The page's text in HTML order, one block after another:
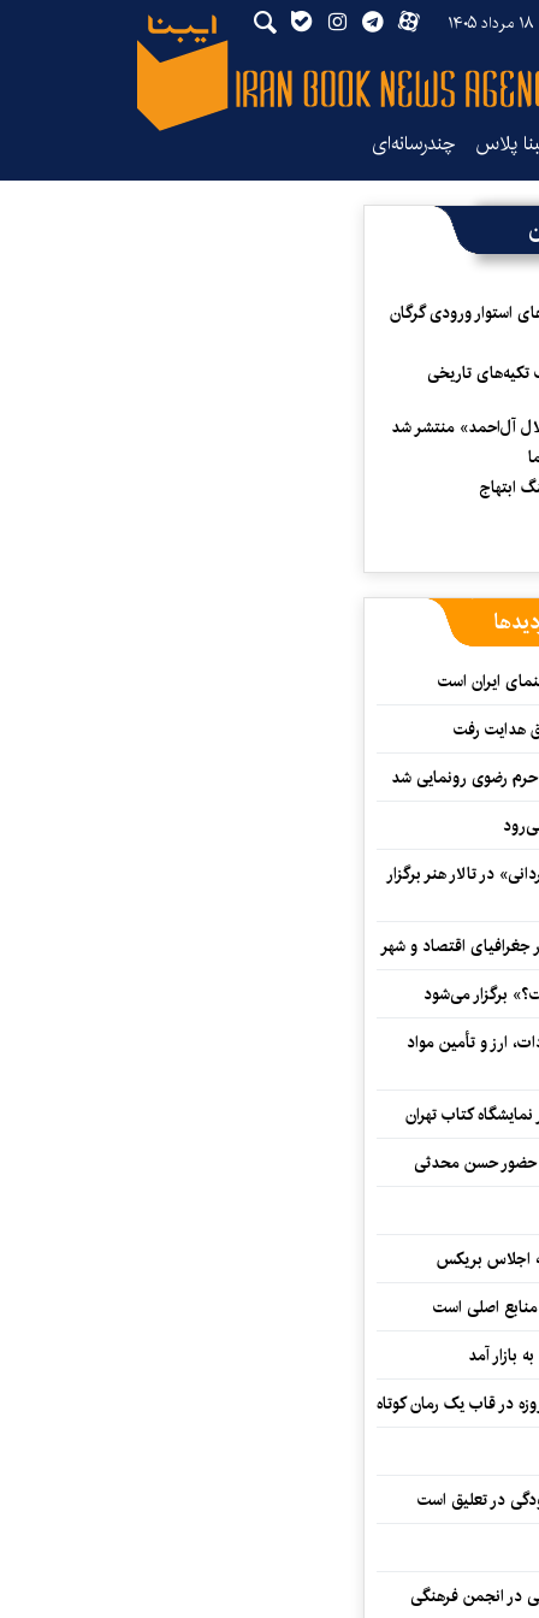
پلاس چندرسانه‌ای
استوار ورودی گرگان
تکیه‌های تاریخی
آل‌احمد» منتشر شد
ابتهاج
ایران است
هدایت رفت
حرم رضوی رونمایی شد
در تالار هنر برگزار
اقتصاد و شهر
برگزار می‌شود
ارز و تأمین مواد
کتاب تهران
حضور حسن محدثی
اجلاس بریکس
منابع اصلی است
بازار آمد
در تعلیق است
در انجمن فرهنگی